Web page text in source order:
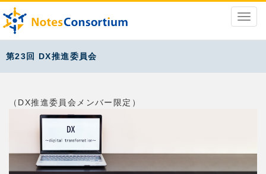
第23回 DX推進委員会
（DX推進委員会メンバー限定）